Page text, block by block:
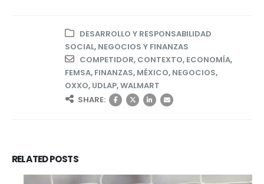
DESARROLLO Y RESPONSABILIDAD
SOCIAL, NEGOCIOS Y FINANZAS
COMPETIDOR, CONTEXTO, ECONOMÍA,
FEMSA, FINANZAS, MÉXICO, NEGOCIOS,
OXXO, UDLAP,WALMART
SHARE:
RELATEDPOSTS